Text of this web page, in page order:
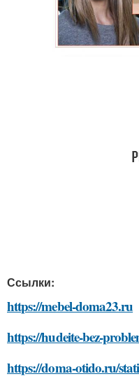
Ссылки:
https://mebel-doma23.ru
https://hudeite-bez-
https://doma-otido.ru/